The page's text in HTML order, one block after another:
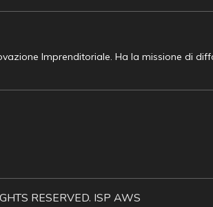
Imprenditoriale. Ha la missione di
RESERVED. ISP AWS